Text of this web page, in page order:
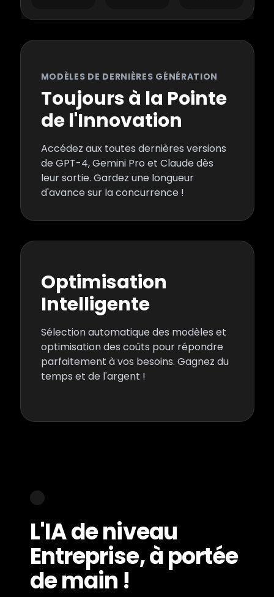
MODÈLES DE DERNIÈRES GÉNÉRATION
Toujours à la Pointe
de l'Innovation
Accédez aux toutes dernières versions
de GPT-4, Gemini Pro et Claude dès
leur sortie. Gardez une longueur
d'avance sur la concurrence !
Optimisation
Intelligente
Sélection automatique des modèles et
optimisation des coûts pour répondre
parfaitement à vos besoins. Gagnez du
temps et de l'argent !
L'IA de niveau
Entreprise, à portée
de main !